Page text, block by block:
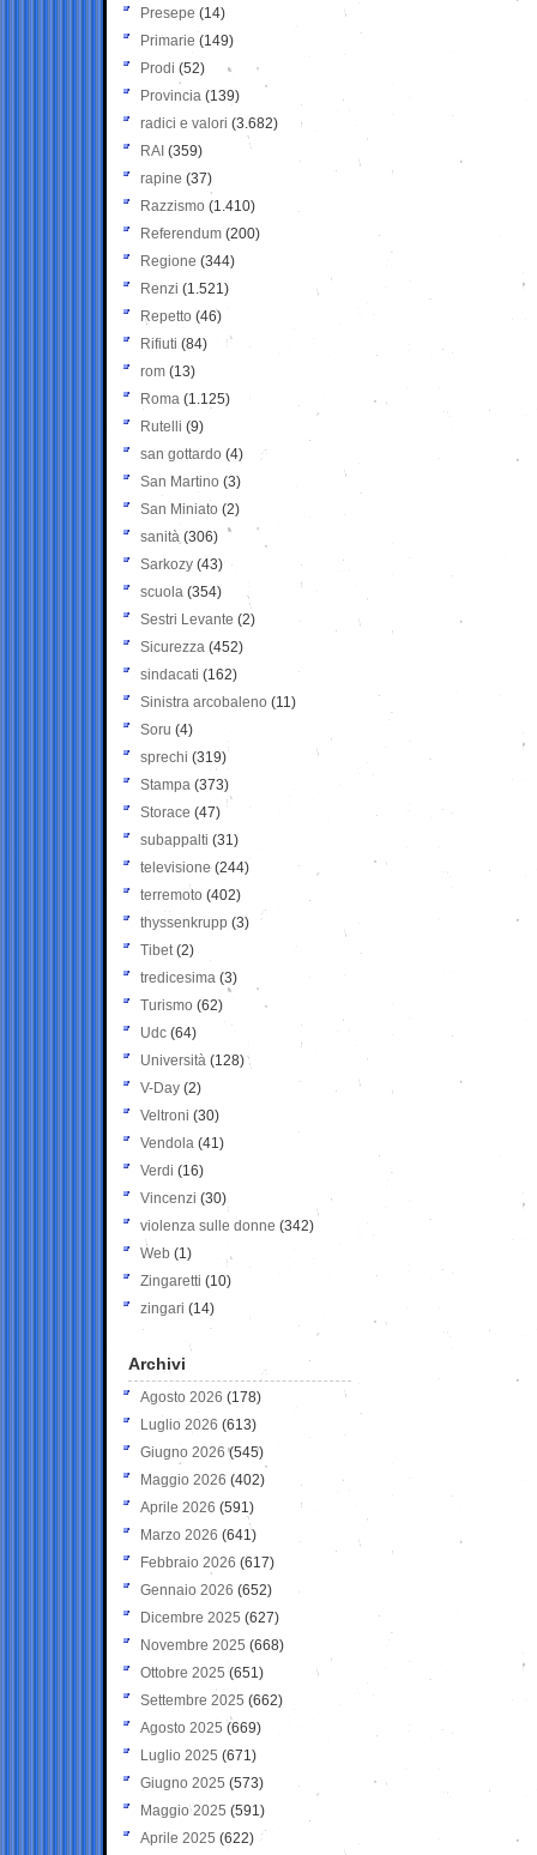
Presepe (14)
Primarie (149)
Prodi (52)
Provincia (139)
radici e valori (3.682)
RAI (359)
rapine (37)
Razzismo (1.410)
Referendum (200)
Regione (344)
Renzi (1.521)
Repetto (46)
Rifiuti (84)
rom (13)
Roma (1.125)
Rutelli (9)
san gottardo (4)
San Martino (3)
San Miniato (2)
sanità (306)
Sarkozy (43)
scuola (354)
Sestri Levante (2)
Sicurezza (452)
sindacati (162)
Sinistra arcobaleno (11)
Soru (4)
sprechi (319)
Stampa (373)
Storace (47)
subappalti (31)
televisione(244)
terremoto (402)
thyssenkrupp (3)
Tibet(2)
tredicesima (3)
Turismo (62)
Udc (64)
Università (128)
V-Day (2)
Veltroni (30)
Vendola (41)
Verdi (16)
Vincenzi (30)
violenza sulle donne (342)
Web (1)
Zingaretti (10)
zingari (14)
Archivi
Agosto 2026 (178)
Luglio 2026 (613)
Giugno 2026 (545)
Maggio 2026 (402)
Aprile 2026 (591)
Marzo 2026 (641)
Febbraio 2026 (617)
Gennaio 2026 (652)
Dicembre 2025 (627)
Novembre 2025 (668)
Ottobre 2025 (651)
Settembre 2025 (662)
Agosto 2025 (669)
Luglio 2025 (671)
Giugno 2025 (573)
Maggio 2025 (591)
Aprile 2025 (622)